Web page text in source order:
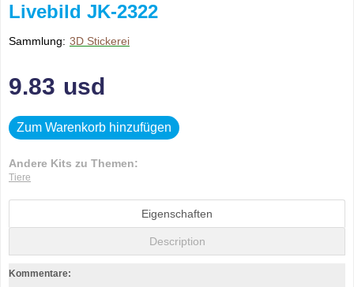
Livebild JK-2322
Sammlung: 3D Stickerei
9.83 usd
Zum Warenkorb hinzufügen
Andere Kits zu Themen:
Tiere
Eigenschaften
Description
Kommentare: